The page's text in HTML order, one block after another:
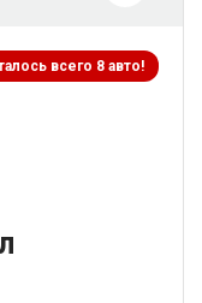
всего 8 авто!